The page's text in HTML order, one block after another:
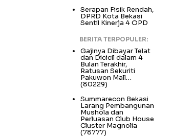
Serapan Fisik Rendah,
DPRD Kota Bekasi
Sentil Kinerja 4 OPD
BERITA TERPOPULER:
Gajinya Dibayar Telat
dan Dicicil dalam 4
Bulan Terakhir,
Ratusan Sekuriti
Pakuwon Mall…
(80229)
Summarecon Bekasi
Larang Pembangunan
Mushola dan
Perluasan Club House
Cluster Magnolia
(78777)